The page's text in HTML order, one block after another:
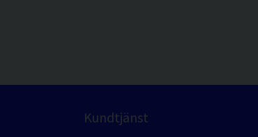
Kundtjänst